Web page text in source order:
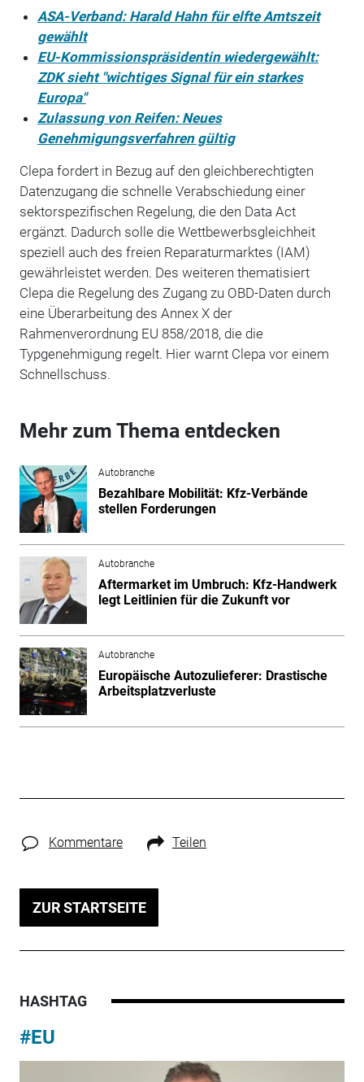
ASA-Verband: Harald Hahn für elfte Amtszeit
gewählt
EU-Kommissionspräsidentin wiedergewählt:
ZDK sieht "wichtiges Signal für ein starkes
Europa"
Zulassung von Reifen: Neues
Genehmigungsverfahren gültig
Clepa fordert in Bezug auf den gleichberechtigten
Datenzugang die schnelle Verabschiedung einer
sektorspezifischen Regelung, die den Data Act
ergänzt. Dadurch solle die Wettbewerbsgleichheit
speziell auch des freien Reparaturmarktes (IAM)
gewährleistet werden. Des weiteren thematisiert
Clepa die Regelung des Zugangzu OBD-Daten durch
eine Überarbeitung des Annex X der
Rahmenverordnung EU 858/2018, die die
Typgenehmigung regelt. Hier warnt Clepa vor einem
Schnellschuss.
Mehr zum Thema entdecken
Autobranche
Bezahlbare Mobilität: Kfz-Verbände
stellen Forderungen
Autobranche
Aftermarket im Umbruch: Kfz-Handwerk
legt Leitlinien für die Zukunft vor
Autobranche
Europäische Autozulieferer: Drastische
Arbeitsplatzverluste
Kommentare Teilen
ZUR STARTSEITE
HASHTAG
#EU